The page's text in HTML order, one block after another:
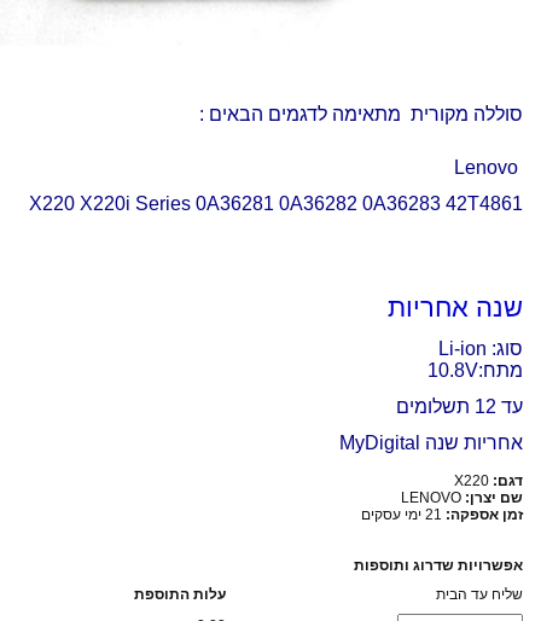
סוללה מקורית מתאימה לדגמים הבאים :
X220 X220i Series 0A36281 0A36282 0A36283 42T4861
שנה אחריות
סוג: Li-ion
מתח:10.8V
עד 12 תשלומים
אחריות שנה MyDigital
דגם: X220
שם יצרן: LENOVO
זמן אספקה: 21 ימי עסקים
אפשרויות שדרוג ותוספות
שליח עד הבית
עלות התוספת